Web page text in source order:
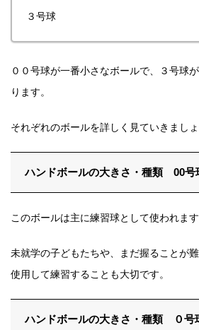
３号球
００号球が一番小さなボールで、３号球
ります。
それぞれのボールを詳しく見ていきましょ
ハンドボールの大きさ・種類 00号
このボールは主に練習球として使われます
未就学の子どもたちや、まだ握ることが
使用して練習することも大切です。
ハンドボールの大きさ・種類 ０号